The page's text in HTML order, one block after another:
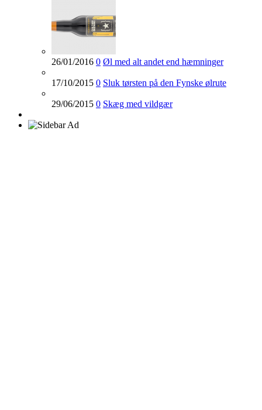
26/01/2016 0 Øl med alt andet end hæmninger
17/10/2015 0 Sluk tørsten på den Fynske ølrute
29/06/2015 0 Skæg med vildgær